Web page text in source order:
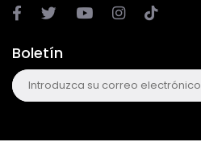
Boletín